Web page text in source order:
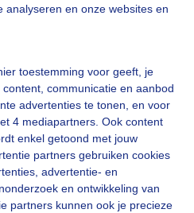
analyseren en onze websites en
toestemming voor geeft, je
communicatie en aanbod
advertenties te tonen, en voor
4 mediapartners. Ook content
enkel getoond met jouw
partners gebruiken cookies
advertentie- en
en ontwikkeling van
partners kunnen ook je precieze